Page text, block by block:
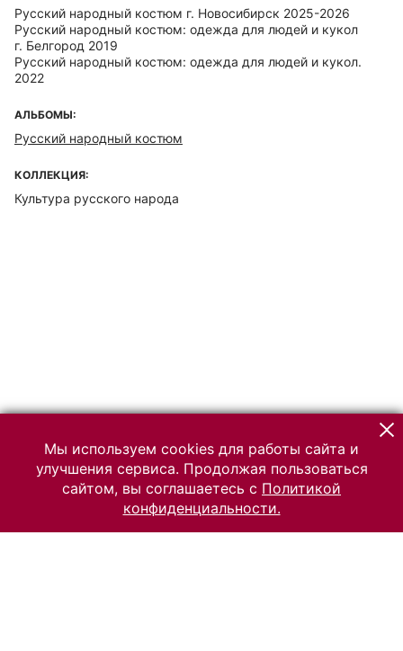
Русский народный костюм г. Новосибирск 2025-2026
Русский народный костюм: одежда для людей и кукол
г. Белгород 2019
Русский народный костюм: одежда для людей и кукол.
2022
АЛЬБОМЫ:
Русский народный костюм
КОЛЛЕКЦИЯ:
Культура русского народа
Мы используем cookies для работы сайта и
улучшения сервиса. Продолжая пользоваться
сайтом, вы соглашаетесь с Политикой
конфиденциальности.